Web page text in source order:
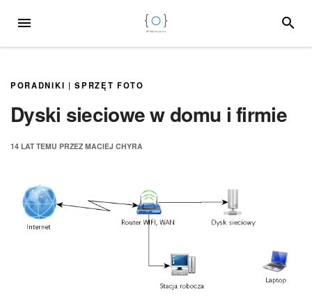
MENU
PORADNIKI |SPRZĘT FOTO
Dyski sieciowe w domu i firmie
14 LATTEMU PRZEZ MACIEJ CHYRA